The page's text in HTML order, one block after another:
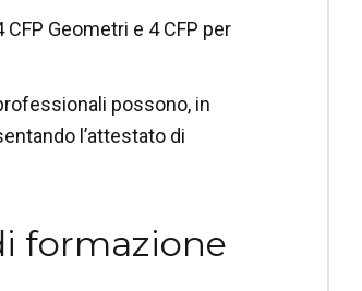
Geometri e 4 CFP per
possono, in
l’attestato di
formazione